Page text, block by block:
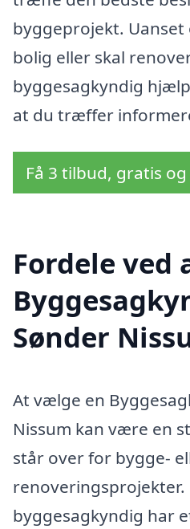
byggeprojekt. Uanset
bolig eller skal
byggesagkyndig
at du træffer
Få 3 tilbud, gratis
Fordele
Sønder
At vælge en
Nissum kan være en
står over for bygge-
renoveringsprojekter.
byggesagkyndig har